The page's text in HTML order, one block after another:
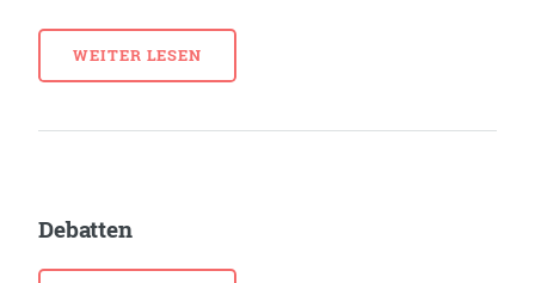
WEITER LESEN
Debatten